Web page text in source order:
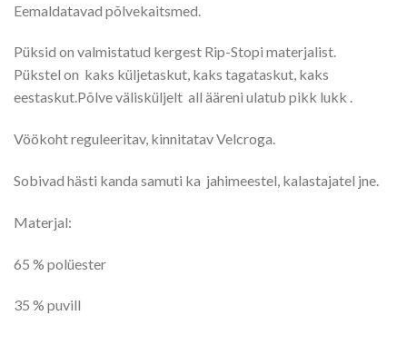
Eemaldatavad põlvekaitsmed.
Püksid on valmistatud kergest Rip-Stopi materjalist.
Pükstel on kaks küljetaskut, kaks tagataskut, kaks
eestaskut.Põlve välisküljelt all ääreni ulatub pikk lukk .
Vöökoht reguleeritav, kinnitatav Velcroga.
Sobivad hästi kanda samuti ka jahimeestel, kalastajatel jne.
Materjal:
65 % polüester
35 % puvill